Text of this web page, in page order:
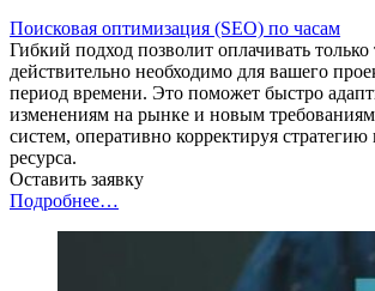
Поисковая оптимизация (SEO) по часам
Гибкий подход позволит оплачивать только
действительно необходимо для вашего
период времени. Это поможет быстро
изменениям на рынке и новым
систем, оперативно корректируя
ресурса.
Оставить заявку
Подробнее…